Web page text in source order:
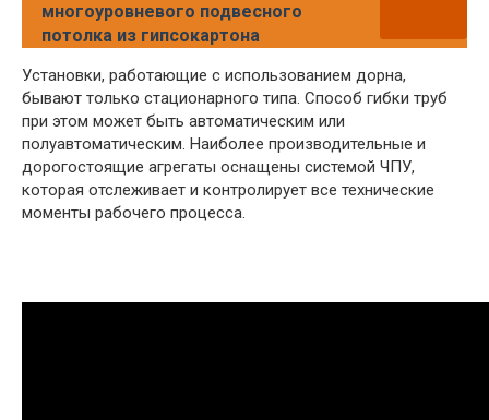
многоуровневого подвесного
потолка из гипсокартона
Установки, работающие с использованием дорна,
бывают только стационарного типа. Способ гибки труб
при этом может быть автоматическим или
полуавтоматическим. Наиболее производительные и
дорогостоящие агрегаты оснащены системой ЧПУ,
которая отслеживает и контролирует все технические
моменты рабочего процесса.